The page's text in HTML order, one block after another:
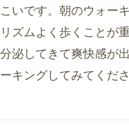
こいです。朝のウォー
リズムよく歩くことが
分泌してきて爽快感が
ーキングしてみてくだ